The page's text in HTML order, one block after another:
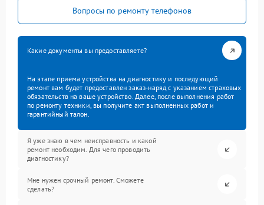
Вопросы по ремонту телефонов
Какие документы вы предоставляете?
На этапе приема устройства на диагностику и последующий
ремонт вам будет предоставлен заказ-наряд с указанием страховых
обязательств на ваше устройство. Далее, после выполнения работ
по ремонту техники, вы получите акт выполненных работ и
гарантийный талон.
Я уже знаю в чем неисправность и какой
ремонт необходим. Для чего проводить
диагностику?
Мне нужен срочный ремонт. Сможете
сделать?